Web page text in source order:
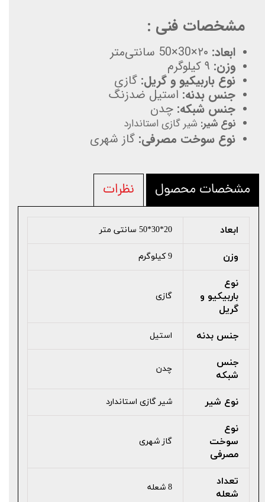
مشخصات فنی :
ابعاد:
وزن:
نوع باربیکیو و گریل: گازی
جنس بدنه: استیل ضدزنگ
جنس شبکه: چدن
نوع شیر: شیر گازی استاندارد
نوع سوخت مصرفی: گاز شهری
مشخصات محصول نظرات
ابعاد 20*30*50 سانتی متر
وزن 9 کیلوگرم
نوع
باربیکیو و
گریل
گازی
جنس بدنه استیل
جنس
شبکه
چدن
نوع شیر شیر گازی استاندارد
نوع
سوخت
مصرفی
گاز شهری
تعداد
شعله
8 شعله